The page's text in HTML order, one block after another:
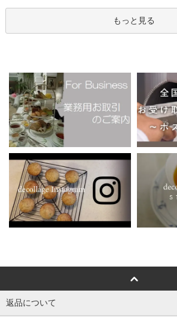
もっと見る
返品について